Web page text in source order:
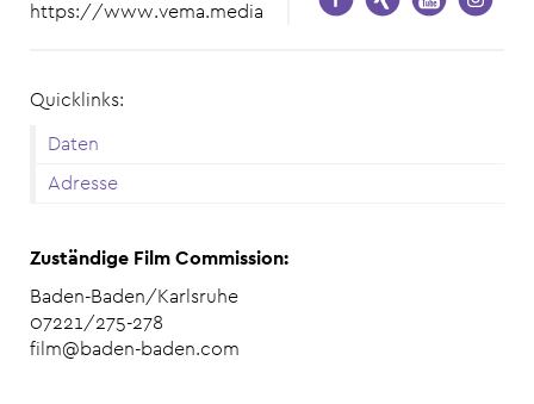
https://www.vema.media
Quicklinks:
Daten
Adresse
Zuständige Film Commission:
Baden-Baden/Karlsruhe
07221/275-278
film@baden-baden.com